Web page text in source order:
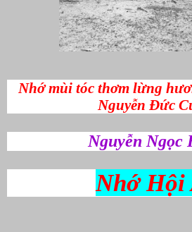
Nhớ mùi tóc thơm lừng
Nguyễn Đức
NguyễnNgọc
Nhớ Hội